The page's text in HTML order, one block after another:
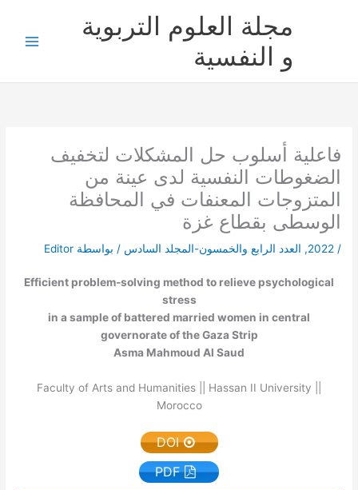
مجلة العلوم التربوية
و النفسية
فاعلیة أسلوب حل المشكلات لتخفیف
الضغوطات النفسية لدى عينة من
المتزوجات المعنفات في المحافظة
الوسطى بقطاع غزة
/
2022
, العدد الرابع والخمسون-المجلد السادس / بواسطة Editor
Efficient problem-solving method to relieve psychological
stress
in a sample of battered married women in central
governorate of the Gaza Strip
Asma Mahmoud Al Saud
Faculty of Arts and Humanities || Hassan II University ||
Morocco
DOI
PDF